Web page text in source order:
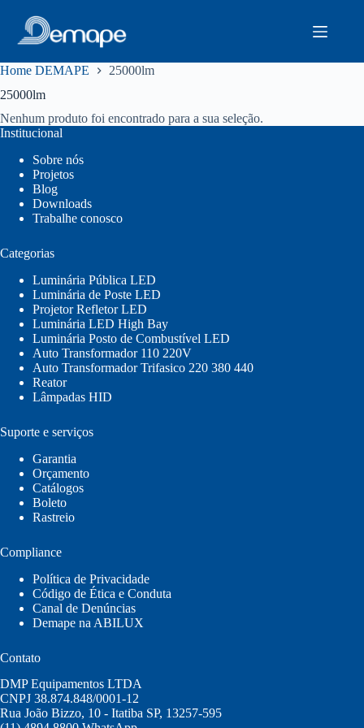
Home DEMAPE
25000lm
25000lm
Nenhum produto foi encontrado para a sua seleção.
Institucional
Sobre nós
Projetos
Blog
Downloads
Trabalhe conosco
Categorias
Luminária Pública LED
Luminária de Poste LED
Projetor Refletor LED
Luminária LED High Bay
Luminária Posto de Combustível LED
Auto Transformador 110 220V
Auto Transformador Trifasico 220 380 440
Reator
Lâmpadas HID
Suporte e serviços
Garantia
Orçamento
Catálogos
Boleto
Rastreio
Compliance
Política de Privacidade
Código de Ética e Conduta
Canal de Denúncias
Demape na ABILUX
Contato
DMP Equipamentos LTDA
CNPJ 38.874.848/0001-12
Rua João Bizzo, 10 - Itatiba SP, 13257-595